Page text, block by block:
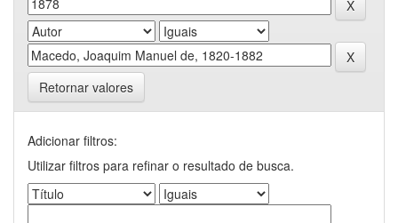
Retornar valores
Adicionar filtros:
Utilizar filtros para refinar o resultado de busca.